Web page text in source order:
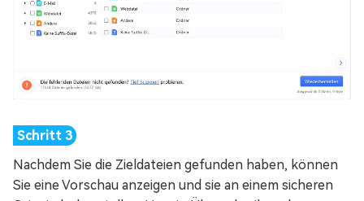
Nachdem Sie die Zieldateien gefunden haben, können
Sie eine Vorschau anzeigen und sie an einem sicheren